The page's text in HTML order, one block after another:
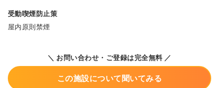
受動喫煙防止策
屋内原則禁煙
＼ お問い合わせ・ご登録は完全無料 ／
この施設について聞いてみる